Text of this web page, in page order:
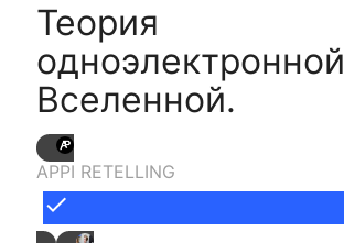
Теория
одноэлектронной
Вселенной.
APPI RETELLING
done